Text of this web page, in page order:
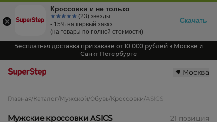
Бесплатная доставка при заказе от 10 000 рублей в Москве и
Санкт Петербурге
Москва
Главная/Каталог/Мужской/Обувь/Кроссовки/ASICS
Мужские кроссовки ASICS 21 позиция
Кроссовки и не только
☆☆☆☆☆
★★★★★ (23) звезды
- 15% на первый заказ
(на товары по полной стоимости)
Скачать